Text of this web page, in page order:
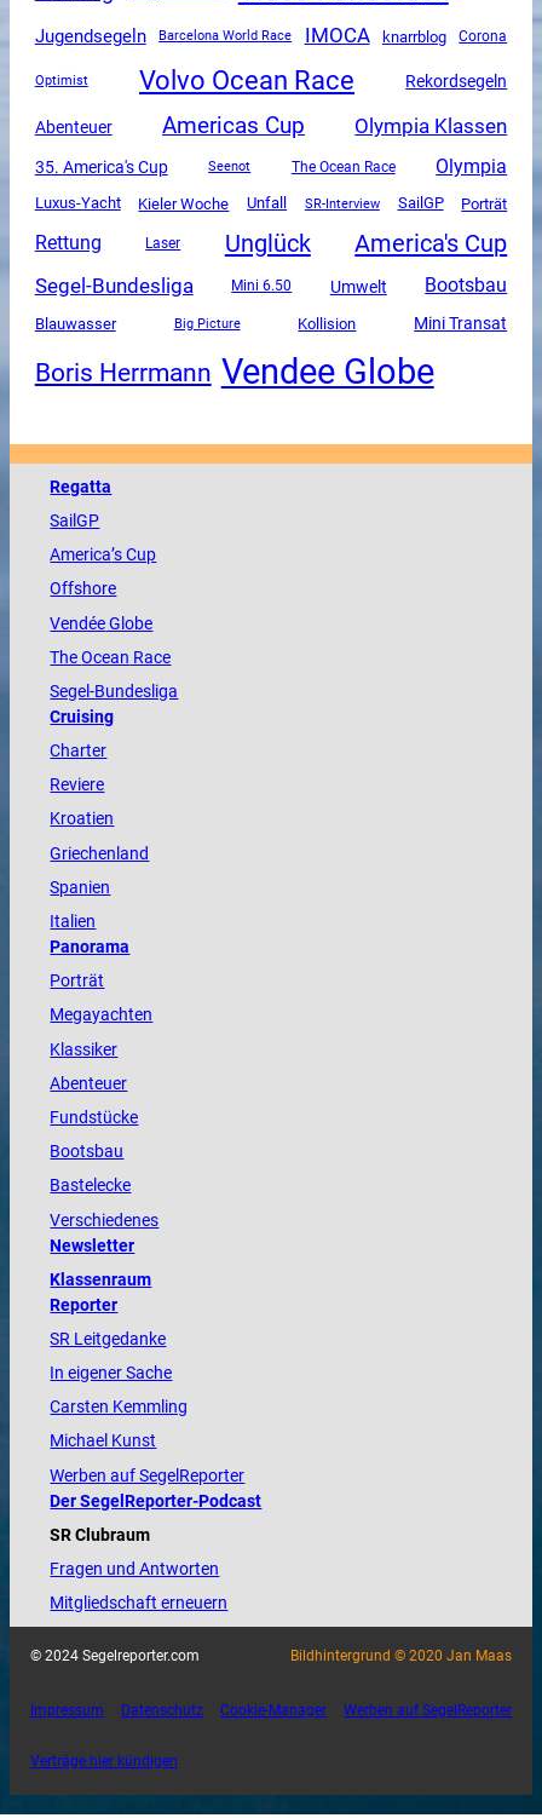
Jugendsegeln Barcelona World Race IMOCA knarrblog Corona
Optimist Volvo Ocean Race Rekordsegeln
Abenteuer Americas Cup Olympia Klassen
35. America's Cup Seenot The Ocean Race Olympia
Luxus-Yacht Kieler Woche Unfall SR-Interview SailGP Porträt
Rettung Laser Unglück America's Cup
Segel-Bundesliga Mini 6.50 Umwelt Bootsbau
Blauwasser Big Picture Kollision Mini Transat
Boris Herrmann Vendee Globe
Regatta
SailGP
America’s Cup
Offshore
VendéeGlobe
TheOcean Race
Segel-Bundesliga
Cruising
Charter
Reviere
Kroatien
Griechenland
Spanien
Italien
Panorama
Porträt
Megayachten
Klassiker
Abenteuer
Fundstücke
Bootsbau
Bastelecke
Verschiedenes
Newsletter
Klassenraum
Reporter
SR Leitgedanke
In eigener Sache
Carsten Kemmling
Michael Kunst
Werben auf SegelReporter
Der SegelReporter-Podcast
SR Clubraum
Fragen und Antworten
Mitgliedschaft erneuern
© 2024 Segelreporter.com Bildhintergrund © 2020 Jan Maas
Impressum Datenschutz Cookie-Manager Werben auf SegelReporter
Verträge hier kündigen